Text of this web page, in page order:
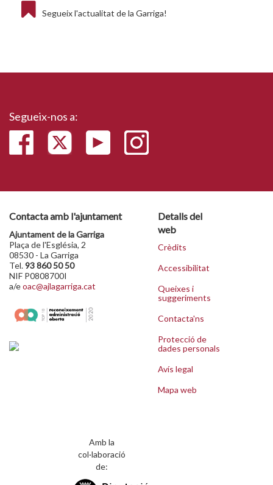
Segueix l'actualitat de la Garriga!
Segueix-nos a:
Contacta amb l'ajuntament
Ajuntament de la Garriga
Plaça de l'Església, 2
08530 - La Garriga
Tel.93 860 50 50
NIF P0808700I
a/eoac@ajlagarriga.cat
Detalls del
web
Crèdits
Accessibilitat
Queixes i
suggeriments
Contacta'ns
Protecció de
dades personals
Avís legal
Mapa web
Amb la
col·laboració
de: